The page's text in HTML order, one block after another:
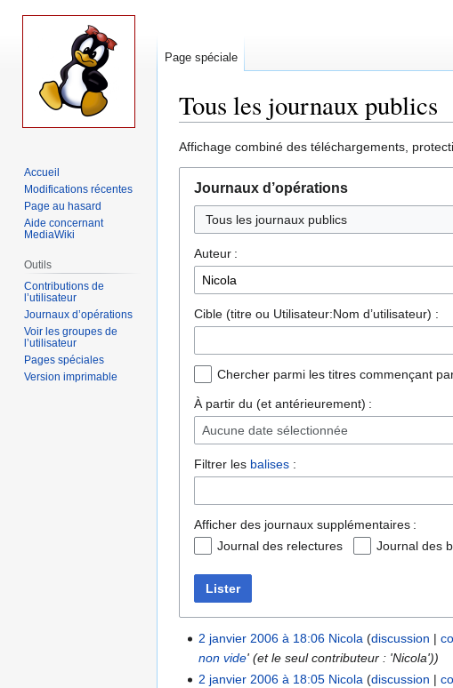
Tous les journaux publics
Aller
à
navigation
Aller
à
recherche
Affichage combiné des téléchargements,
Journaux d’opérations
Tous les journaux publics
Auteur :
Cible (titre ou Utilisateur:Nom d’utilisateur) :
Chercher parmi les titres commençant
À partir du (et antérieurement) :
Aucune date sélectionnée
Filtrer les balises :
Afficher des journaux supplémentaires :
Journal des relectures
Journal des
Lister
2 janvier 2006 à 18:06 Nicola discussion
non vide' (et le seul contributeur : 'Nicola'))
2 janvier 2006 à 18:05 Nicola discussion
Page spéciale
Accueil
Modifications récentes
Page au hasard
Aide concernant
MediaWiki
Outils
Contributions de
l’utilisateur
Journaux d’opérations
Voir les groupes de
l’utilisateur
Pages spéciales
Version imprimable